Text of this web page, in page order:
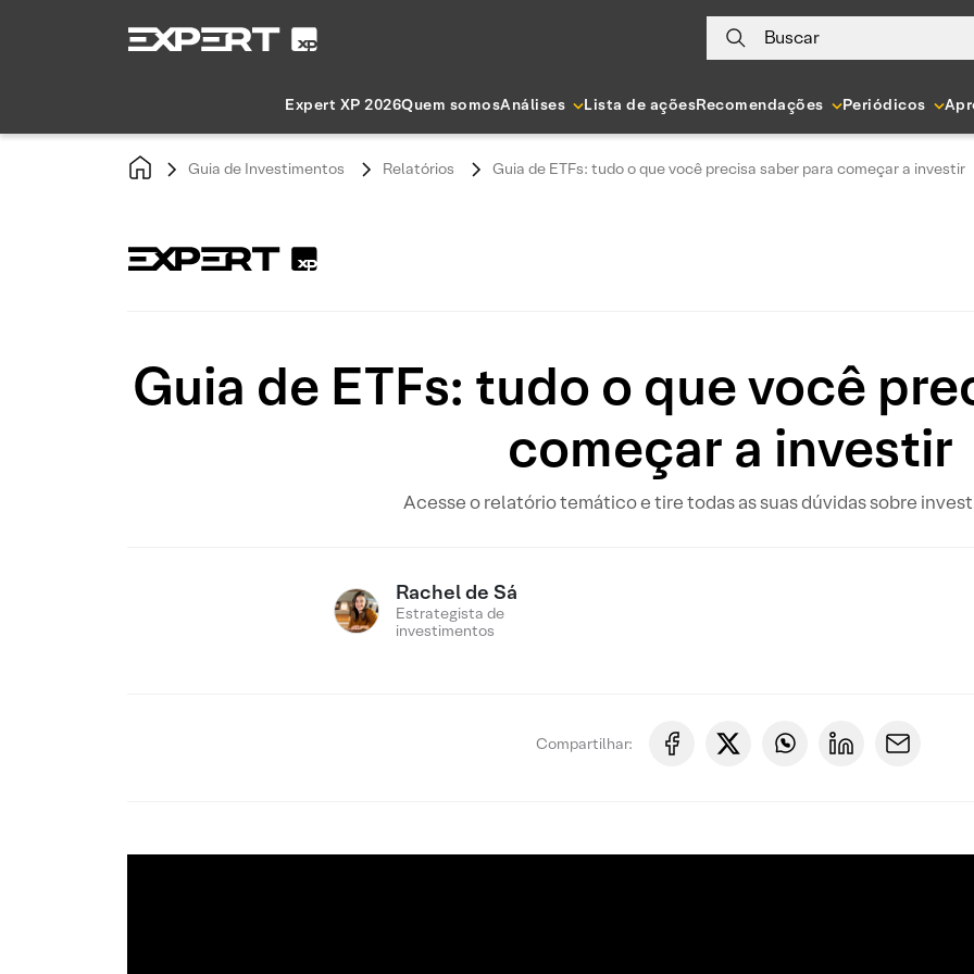
Buscar
Expert XP 2026Quem somosAnálises Lista de açõesRecomendações Periódicos
Guia de Investimentos Relatórios Guia de ETFs: tudo o que você precisa saber para começar a investir
Guia de ETFs: tudo o que você
começar a investir
Acesse o relatório temático e tire todas as suas dúvidas sobre
Rachel de Sá
Estrategista de
investimentos
Compartilhar: